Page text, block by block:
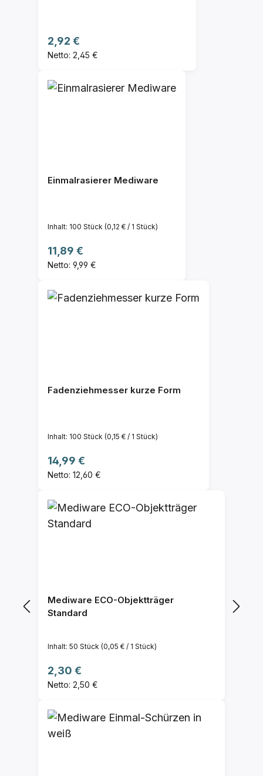
Regulärer Preis:
2,92 €
Netto: 2,45 €
Einmalrasierer Mediware
Inhalt: 100 Stück (0,12 € / 1 Stück)
Regulärer Preis:
11,89 €
Netto: 9,99 €
Fadenziehmesser kurze Form
Inhalt: 100 Stück (0,15 € / 1 Stück)
Regulärer Preis:
14,99 €
Netto: 12,60 €
Mediware ECO-Objektträger
Standard
Inhalt: 50 Stück (0,05 € / 1 Stück)
Regulärer Preis:
2,30 €
Netto: 2,50 €